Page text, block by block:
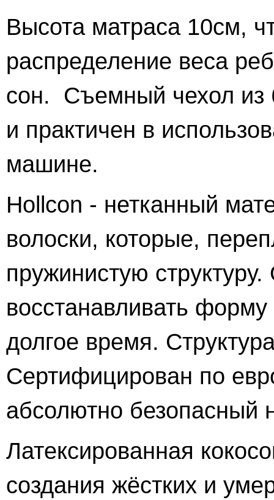
Высота матраса 10см,
распределение веса
сон. Съемный чехол из
и практичен в
машине.
Hollcon - нетканный
волоски, которые,
пружинистую
восстанавливать
долгое время.
Сертифицирован по
абсолютно безопасный
Латексированная
создания жёстких и